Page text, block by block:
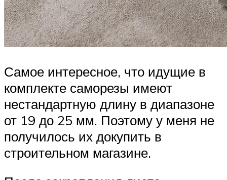
Самое интересное, что идущие в
комплекте саморезы имеют
нестандартную длину в диапазоне
от 19 до 25 мм. Поэтому у меня не
получилось их докупить в
строительном магазине.